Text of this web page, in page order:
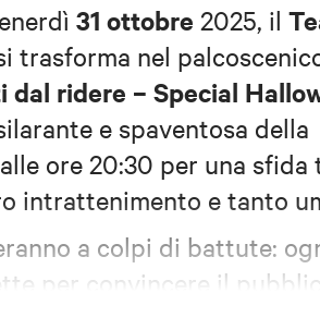
31 ottobre 2025, il
trasforma nel
dal ridere – Special
e spaventosa della
ore 20:30 per una sfida
intrattenimento e tanto
a colpi di battute:
per convincere il
una giuria, ma